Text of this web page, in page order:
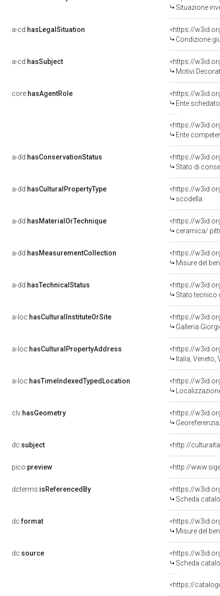
Situazione
a-cd:hasLegalSituation
<https://
Condizione
a-cd:hasSubject
<https://
Motivi
core:hasAgentRole
<https://
Ente
<https://
Ente competente per tutela
a-dd:hasConservationStatus
<https://
Stato di
a-dd:hasCulturalPropertyType
scodella
a-dd:hasMaterialOrTechnique
<https://
ceramica/
a-dd:hasMeasurementCollection
<https://
Misure del
a-dd:hasTechnicalStatus
<https://
Stato tecnico
a-loc:hasCulturalInstituteOrSite
<https://
Galleria
a-loc:hasCulturalPropertyAddress
<https://
Italia, Veneto,
a-loc:hasTimeIndexedTypedLocation
<https://
clv:hasGeometry
<https://
dc:subject <http://
pico:preview
dcterms:isReferencedBy
<https://
Scheda
dc:format
<https://
Misure del
dc:source
<https://
Scheda
<https://